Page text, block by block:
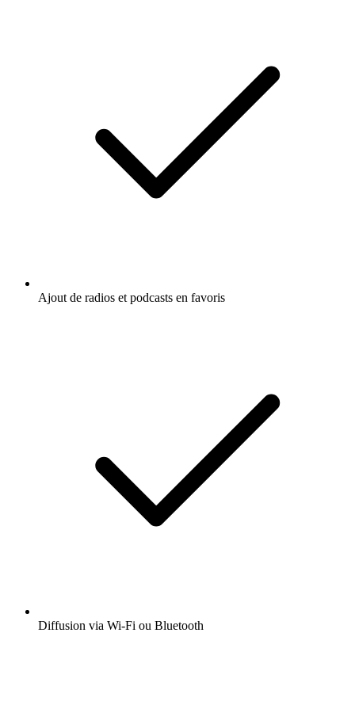
Ajout de radios et podcasts en favoris
Diffusion via Wi-Fi ou Bluetooth